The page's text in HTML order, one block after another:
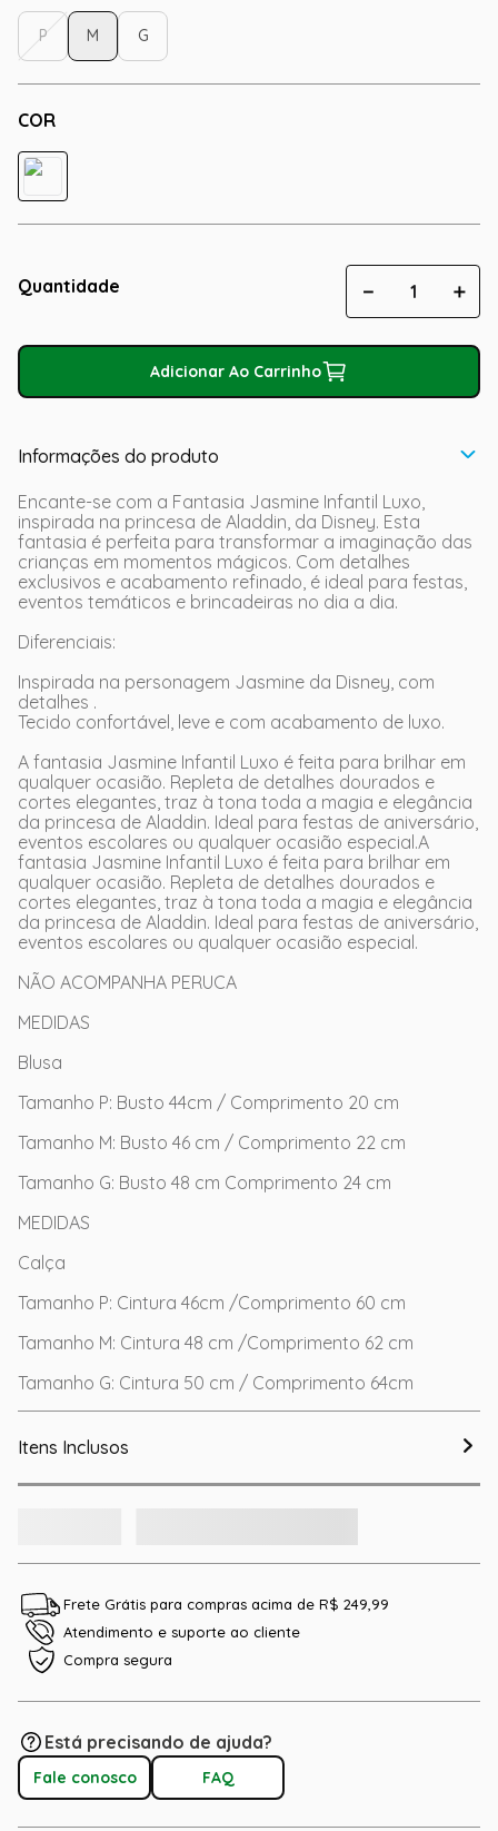
COR
P M G
Quantidade ＋
－
Adicionar Ao Carrinho
Informações do produto
Encante-se com a Fantasia Jasmine Infantil Luxo,
inspirada na princesa de Aladdin, da Disney. Esta
fantasia é perfeita para transformar a imaginação das
crianças em momentos mágicos. Com detalhes
exclusivos e acabamento refinado, é ideal para festas,
eventos temáticos e brincadeiras no dia a dia.
Diferenciais:
Inspirada na personagem Jasmine da Disney, com
detalhes .
Tecido confortável, leve e com acabamento de luxo.
A fantasia Jasmine Infantil Luxo é feita para brilhar em
qualquer ocasião. Repleta de detalhes dourados e
cortes elegantes, traz à tona toda a magia e elegância
da princesa de Aladdin. Ideal para festas de aniversário,
eventos escolares ou qualquer ocasião especial.A
fantasia Jasmine Infantil Luxo é feita para brilhar em
qualquer ocasião. Repleta de detalhes dourados e
cortes elegantes, traz à tona toda a magia e elegância
da princesa de Aladdin. Ideal para festas de aniversário,
eventos escolares ou qualquer ocasião especial.
NÃO ACOMPANHA PERUCA
MEDIDAS
Blusa
Tamanho P: Busto 44cm / Comprimento 20 cm
Tamanho M: Busto 46 cm / Comprimento 22 cm
Tamanho G: Busto 48 cm Comprimento 24 cm
MEDIDAS
Calça
Tamanho P: Cintura 46cm /Comprimento 60 cm
Tamanho M: Cintura 48 cm /Comprimento 62 cm
Tamanho G: Cintura 50 cm / Comprimento 64cm
Itens Inclusos
Frete Grátis para compras acima de R$ 249,99
Atendimento e suporte ao cliente
Compra segura
Está precisando de ajuda?
Fale conosco FAQ